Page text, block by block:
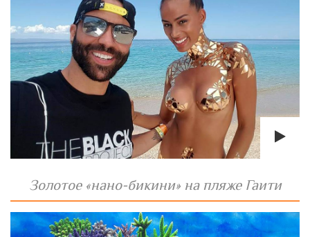
Золотое «нано-бикини» на пляже Гаити